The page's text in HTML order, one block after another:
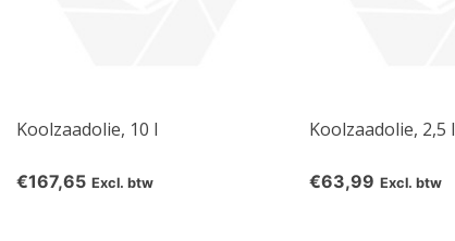
Koolzaadolie, 10 l
€167,65 Excl. btw
Koolzaadolie, 2,5 l
€63,99 Excl. btw